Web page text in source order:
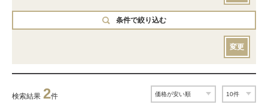
条件で絞り込む
変更
検索結果 2件